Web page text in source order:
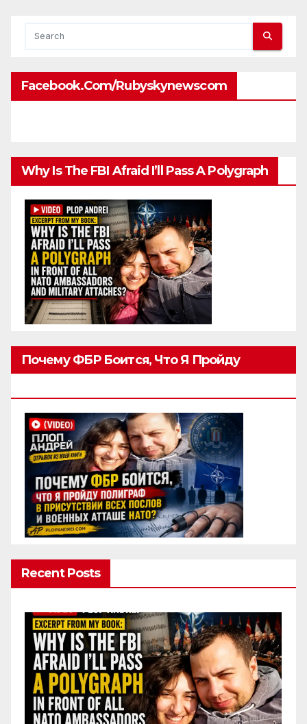
Facebook.com/rubyskynewscom
Why Is The FBI Afraid I’ll Pass A Polygraph
Почему ФБР Боится, Что Я Пройду
Recent Posts